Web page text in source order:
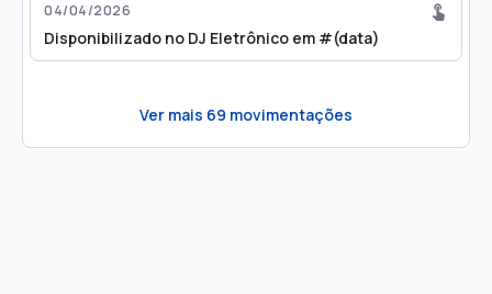
04/04/2026
Disponibilizado no DJ Eletrônico em #(data)
Ver mais 69 movimentações